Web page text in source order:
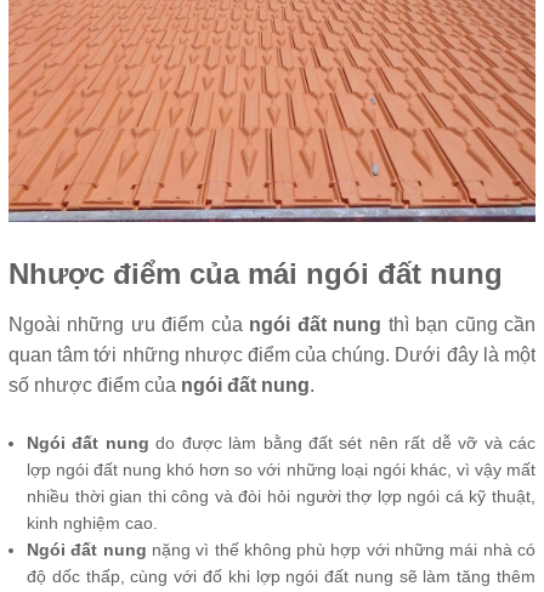
Nhược điểm của mái ngói đất nung
Ngoài những ưu điểm của ngói đất nung thì bạn cũng cần
quan tâm tới những nhược điểm của chúng. Dưới đây là một
số nhược điểm của ngói đất nung.
Ngói đất nung do được làm bằng đất sét nên rất dễ vỡ và các
lợp ngói đất nung khó hơn so với những loại ngói khác, vì vậy mất
nhiều thời gian thi công và đòi hỏi người thợ lợp ngói cá kỹ thuật,
kinh nghiệm cao.
Ngói đất nung nặng vì thế không phù hợp với những mái nhà có
độ dốc thấp, cùng với đố khi lợp ngói đất nung sẽ làm tăng thêm